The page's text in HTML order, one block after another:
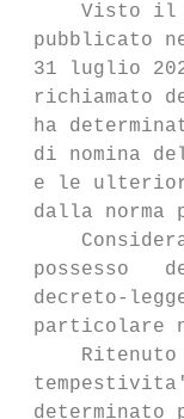
Visto il
pubblicato
31 luglio
richiamato
ha
di nomina
e le
dalla norma
possesso
decreto-
particolare
Ritenuto